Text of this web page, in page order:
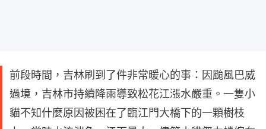
前段時間，吉林刷到了件非常暖心的事：因颱風巴威
過境，吉林市持續降雨導致松花江漲水嚴重。一隻小
貓不知什麼原因被困在了臨江門大橋下的一顆樹枝